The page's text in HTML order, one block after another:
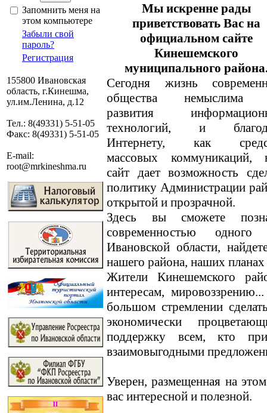
Запомнить меня на
этом компьютере
Забыли свой
пароль?
Регистрация
155800 Ивановская
область, г.Кинешма,
ул.им.Ленина, д.12
Тел.: 8(49331) 5-51-05
Факс: 8(49331) 5-51-05
E-mail:
root@mrkineshma.ru
Мы искренне рады
приветствовать Вас на
официальном сайте
Кинешемского
муниципального
Сегодня жизнь
общества немыслима
развития
технологий, и
Интернету, как
массовых коммуникаций,
сайт дает возможность
политику Администрации
открытой и прозрачной.
Здесь вы сможете
современностью
Ивановской области,
нашего района, наших
Жители Кинешемского
интересам,
большом стремлении
экономически
поддержку всем, кто
взаимовыгодными
Уверен, размещенная на
вас интересной и полезной.